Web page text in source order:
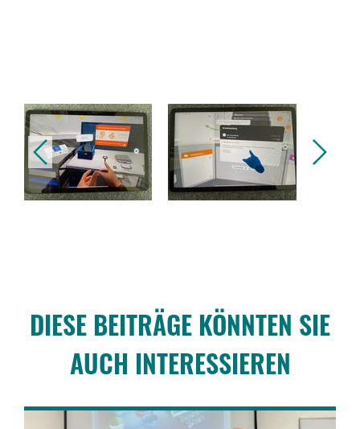
vorheriges
DIESE BEITRÄGE KÖNNTEN SIE
AUCH INTER­ES­SIEREN